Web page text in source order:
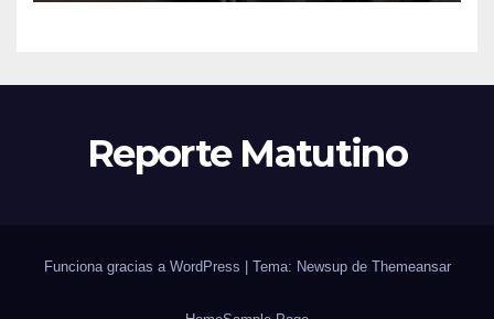
Reporte Matutino
Funciona gracias a WordPress Tema: Newsup de Themeansar